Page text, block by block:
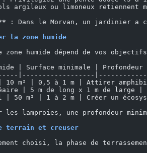
argileux ou limoneux retiennent
: Dans le Morvan, un jardinier a
la zone humide
humide dépend de vos
| Surface minimale |
|------------------
10 m² | 0,5 à 1 m | Attirer
| 5 m de long x 1 m de
50 m² | 1 à 2 m | Créer un
les lamproies, une profondeur
terrain et creuser
choisi, la phase de